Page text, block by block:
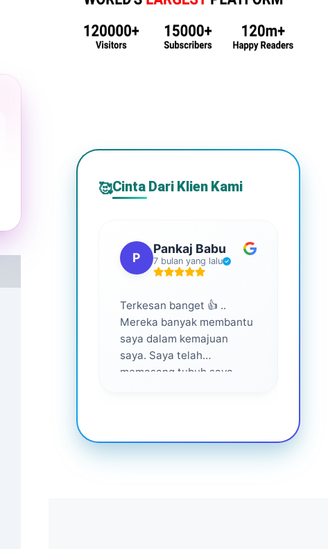
🥰Cinta Dari Klien Kami
P
Pankaj Babu
7 bulan yang lalu
Terkesan banget 👍 ..
Mereka banyak membantu
saya dalam kemajuan
saya. Saya telah
memasang tubuh saya
dari mereka 💕